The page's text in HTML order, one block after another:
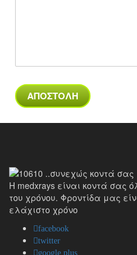
Η medxrays είναι κοντά σας
του χρόνου. Φροντίδα μας
ελάχιστο χρόνο
facebook
twitter
google plus